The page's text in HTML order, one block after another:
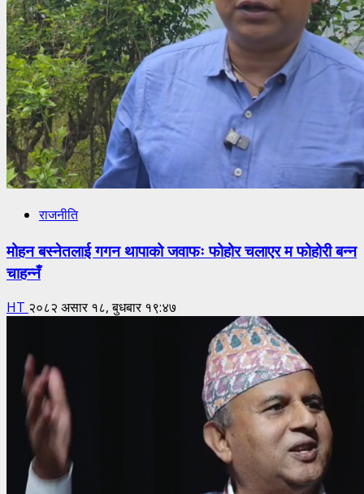
राजनीति
मोहन बस्नेतलाई गगन थापाको जवाफः फोहोर चलाएर म फोहोरी बन्न
चाहन्नँ
HT २०८२ असार १८, बुधबार १९:४७